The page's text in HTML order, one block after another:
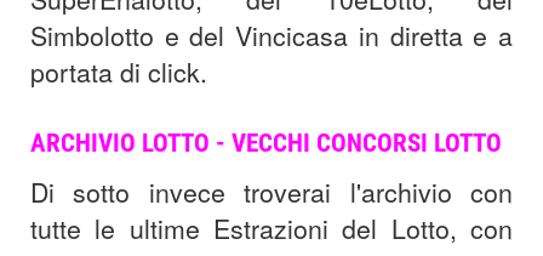
Simbolotto e del Vincicasa in diretta e a
portata di click.
ARCHIVIO LOTTO - VECCHI CONCORSI LOTTO
Di sotto invece troverai l'archivio con
tutte le ultime Estrazioni del Lotto, con